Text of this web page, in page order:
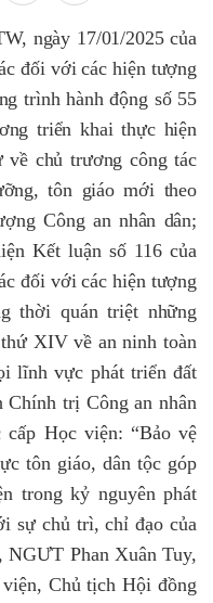
ngày 17/01/2025 của
đối với các hiện tượng
trình hành động số 55
triển khai thực hiện
chủ trương công tác
tôn giáo mới theo
Công an nhân dân;
Kết luận số 116 của
đối với các hiện tượng
thời quán triệt những
XIV về an ninh toàn
lĩnh vực phát triển đất
Chính trị Công an nhân
cấp Học viện: “Bảo vệ
tôn giáo, dân tộc góp
trong kỷ nguyên phát
sự chủ trì, chỉ đạo của
NGƯT Phan Xuân Tuy,
Chủ tịch Hội đồng